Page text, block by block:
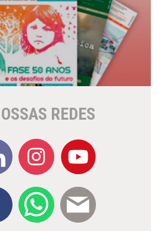
REDES